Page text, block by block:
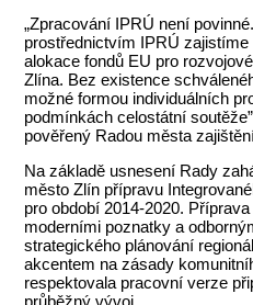
„Zpracování IPRÚ není
prostřednictvím IPRÚ
alokace fondů EU pro
Zlína. Bez existence
možné formou individuálních
podmínkách celostátní
pověřený Radou města
Na základě usnesení Rady
město Zlín přípravu
pro období 2014-2020.
moderními poznatky a
strategického plánování
akcentem na zásady
respektovala pracovní verze